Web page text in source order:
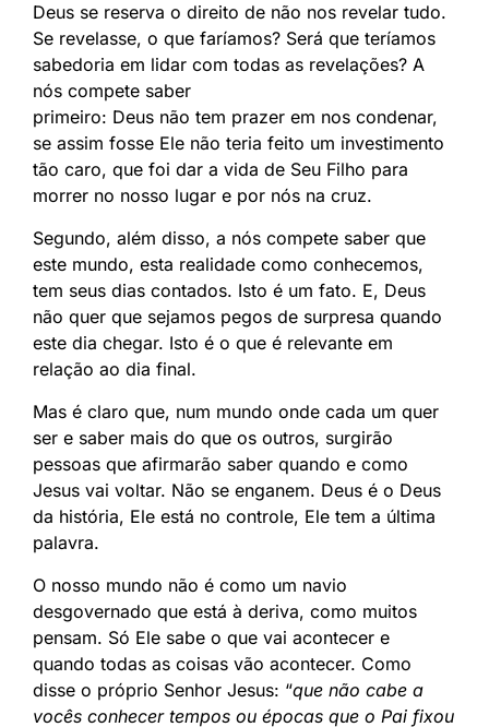
Deus se reserva o direito de não nos revelar tudo.
Se revelasse, o que faríamos? Será que teríamos
sabedoria em lidar com todas as revelações? A
nós compete saber
primeiro: Deus não tem prazer em nos condenar,
se assim fosse Ele não teria feito um investimento
tão caro, que foi dar a vida de Seu Filho para
morrer no nosso lugar e por nós na cruz.
Segundo, além disso, a nós compete saber que
este mundo, esta realidade como conhecemos,
tem seus dias contados. Isto é um fato. E, Deus
não quer que sejamos pegos de surpresa quando
este dia chegar. Isto é o que é relevante em
relação ao dia final.
Mas é claro que, num mundo onde cada um quer
ser e saber mais do que os outros, surgirão
pessoas que afirmarão saber quando e como
Jesus vai voltar. Não se enganem. Deus é o Deus
da história, Ele está no controle, Ele tem a última
palavra.
O nosso mundo não é como um navio
desgovernado que está à deriva, como muitos
pensam. Só Ele sabe o que vai acontecer e
quando todas as coisas vão acontecer. Como
disse o próprio Senhor Jesus: “que não cabe a
vocês conhecer tempos ou épocas que o Pai fixou